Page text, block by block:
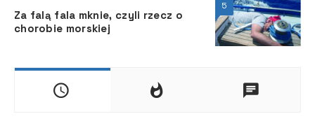
5
Za falą fala mknie, czyli rzecz o
chorobie morskiej